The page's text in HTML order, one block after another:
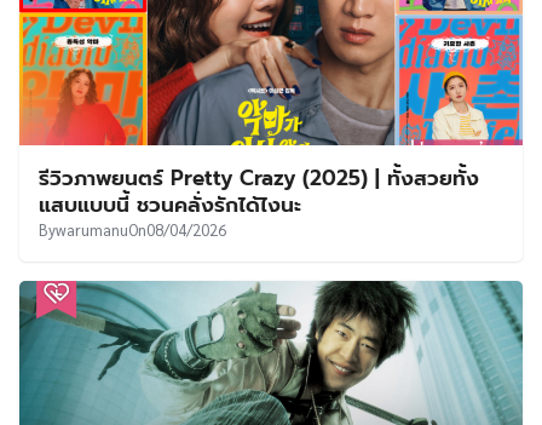
รีวิวภาพยนตร์ Pretty Crazy (2025) | ทั้งสวยทั้ง
แสบแบบนี้ ชวนคลั่งรักได้ไงนะ
BywarumanuOn08/04/2026